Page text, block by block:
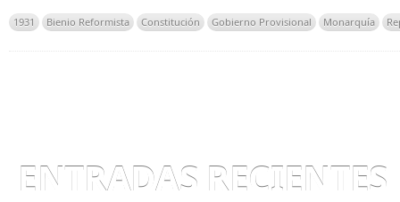
1931 Bienio Reformista Constitución Gobierno Provisional Monarquía
ENTRADAS RECIENTES